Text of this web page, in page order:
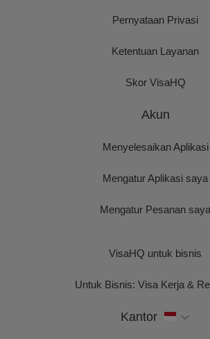
Pernyataan Privasi
Ketentuan Layanan
Skor VisaHQ
Akun
Menyelesaikan Aplikasi
Mengatur Aplikasi saya
Mengatur Pesanan saya
VisaHQ untuk bisnis
Untuk Bisnis: Visa Kerja &
Kantor